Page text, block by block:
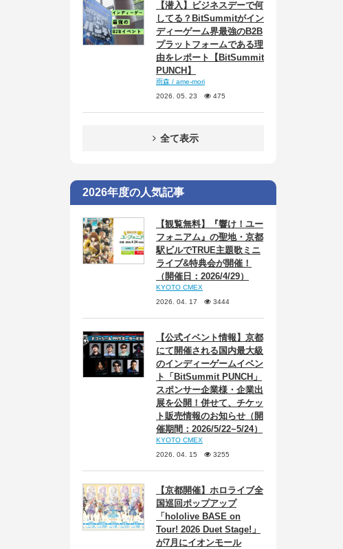
【潜入】ビジネスデーで何
してる？BitSummitがイン
ディーゲーム界最強のB2B
プラットフォームである理
由をレポート【BitSummit
PUNCH】
雨森 / ame-mori
2026. 05. 23
475
全て表示
2026年度の人気記事
【観覧無料】『響け！ユー
フォニアム』の聖地・京都
駅ビルでTRUE主題歌ミニ
ライブ&特典会が開催！
（開催日：2026/4/29）
KYOTO CMEX
2026. 04. 17
3444
【公式イベント情報】京都
にて開催される国内最大級
のインディーゲームイベン
ト「BitSummit PUNCH」
スポンサー企業様・企業出
展を公開！併せて、チケッ
ト販売情報のお知らせ（開
催期間：2026/5/22~5/24）
KYOTO CMEX
2026. 04. 15
3255
【京都開催】ホロライブ全
国巡回ポップアップ
「hololive BASE on
Tour! 2026 Duet Stage!」
が7月にイオンモール